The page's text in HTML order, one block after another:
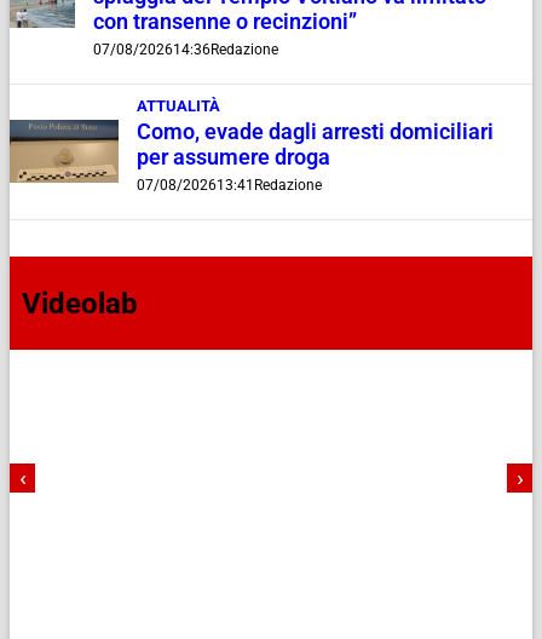
con transenne o recinzioni”
07/08/202614:36Redazione
ATTUALITÀ
Como, evade dagli arresti domiciliari
per assumere droga
07/08/202613:41 Redazione
Videolab
‹ ›